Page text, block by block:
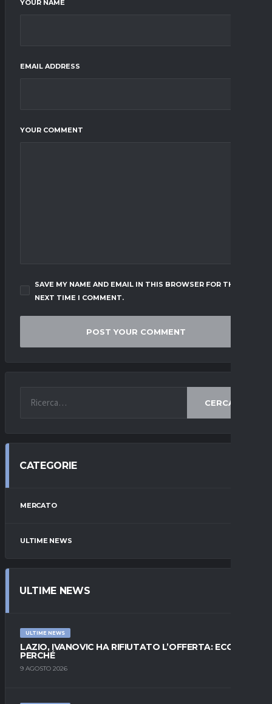
YOUR NAME
EMAIL ADDRESS
YOUR COMMENT
SAVE MY NAME AND EMAIL IN THIS BROWSER FOR THE
NEXT TIME I COMMENT.
CERCA
CATEGORIE
MERCATO
ULTIME NEWS
ULTIME NEWS
ULTIME NEWS
LAZIO, IVANOVIC HA RIFIUTATO L’OFFERTA: ECCO
PERCHÉ
9 AGOSTO 2026